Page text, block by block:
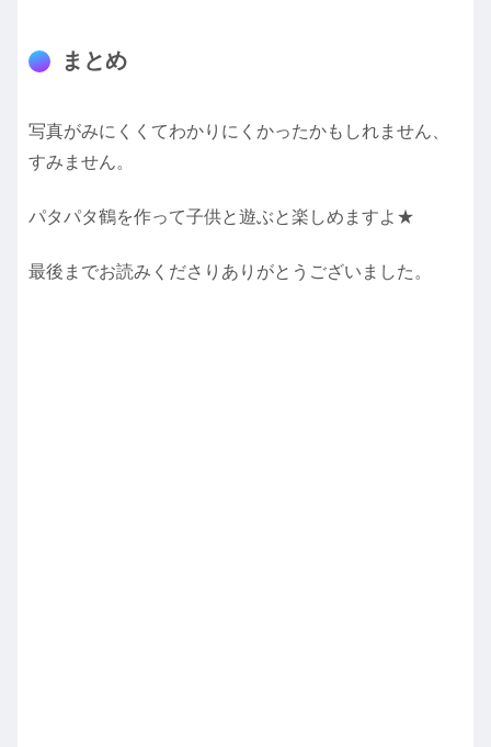
まとめ
写真がみにくくてわかりにくかったかもしれません、
すみません。
パタパタ鶴を作って子供と遊ぶと楽しめますよ★
最後までお読みくださりありがとうございました。